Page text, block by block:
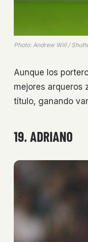
Photo: Andrew Will /
Aunque los
mejores arqueros
título, ganando
19. ADRIANO